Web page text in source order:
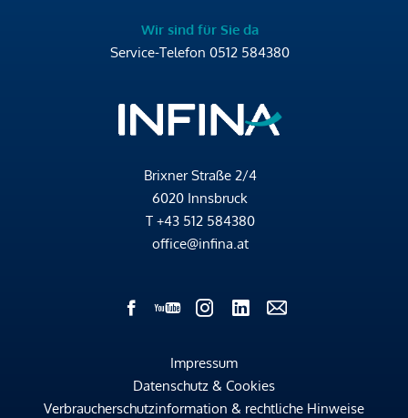
Wir sind für Sie da
Service-Telefon 0512 584380
Brixner Straße 2/4
6020 Innsbruck
T +43 512 584380
office@infina.at
Impressum
Datenschutz & Cookies
Verbraucherschutzinformation & rechtliche Hinweise